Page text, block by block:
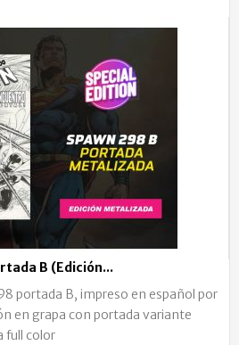
B (Edición...
portada B, impreso en español por
en grapa con portada variante
full color